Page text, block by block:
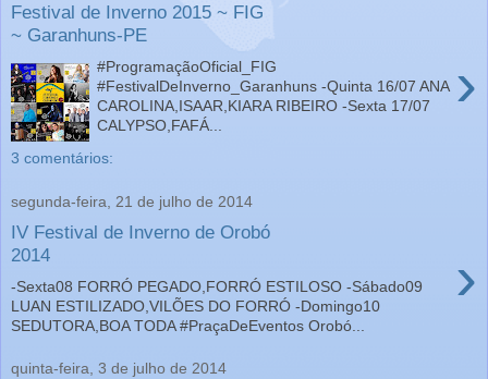
Festival de Inverno 2015 ~ FIG
~ Garanhuns-PE
›
‪#‎ProgramaçãoOficial_FIG‬
‪#‎FestivalDeInverno_Garanhuns‬ -Quinta 16/07 ANA
CAROLINA,ISAAR,KIARA RIBEIRO -Sexta 17/07
CALYPSO,FAFÁ...
3 comentários:
segunda-feira, 21 de julho de 2014
IV Festival de Inverno de Orobó
2014
›
-Sexta08 FORRÓ PEGADO,FORRÓ ESTILOSO -Sábado09
LUAN ESTILIZADO,VILÕES DO FORRÓ -Domingo10
SEDUTORA,BOA TODA #PraçaDeEventos Orobó...
quinta-feira, 3 de julho de 2014